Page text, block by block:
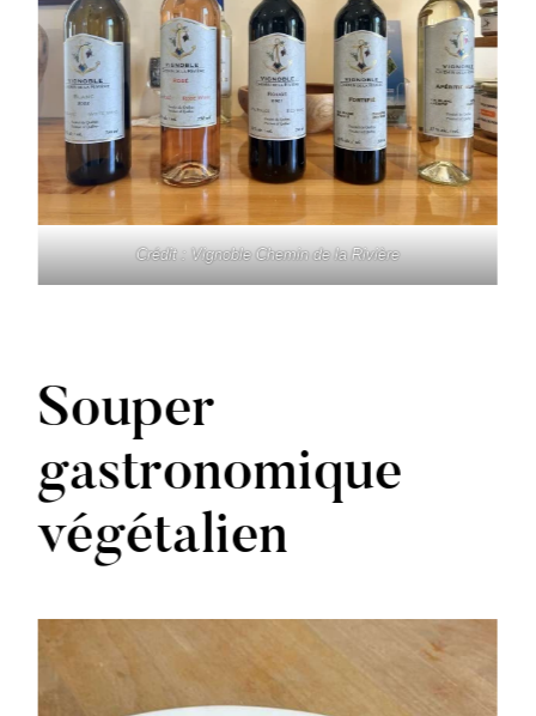
Crédit : Vignoble Chemin de la Rivière
Souper
gastronomique
végétalien